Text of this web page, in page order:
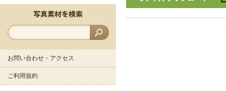
お問い合わせ・アクセス
ご利用規約